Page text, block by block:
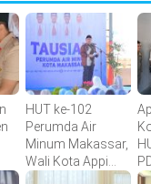
HUT ke-102
Perumda Air
Minum Makassar,
Wali Kota Appi
Apresiasi